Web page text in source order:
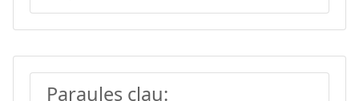
Paraules clau: